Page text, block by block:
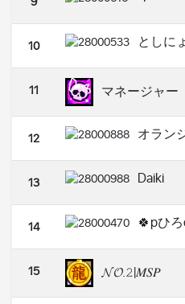
10 としに
11 マネージャー
12 オラン
13 Daiki
14 🍀pひ
15 𝓝𝓞.𝟸|𝑀𝑆𝑃